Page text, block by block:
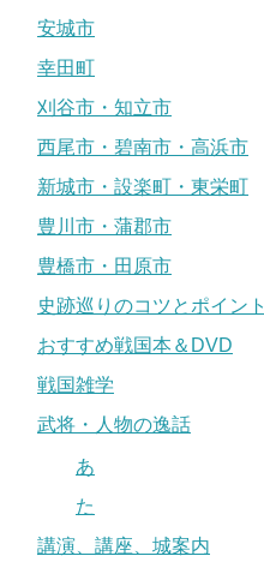
安城市
幸田町
刈谷市・知立市
西尾市・碧南市・高浜市
新城市・設楽町・東栄町
豊川市・蒲郡市
豊橋市・田原市
史跡巡りのコツとポイント
おすすめ戦国本＆DVD
戦国雑学
武将・人物の逸話
あ
た
講演、講座、城案内